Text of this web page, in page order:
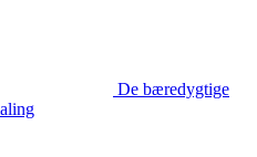
De bæredygtige